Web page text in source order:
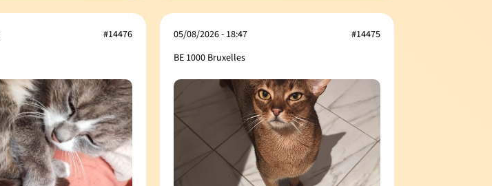
#14476
05/08/2026 - 18:47
BE 1000 Bruxelles
#14475